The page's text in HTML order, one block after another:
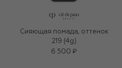
Сияющая помада, оттенок
219 (4g)
6 500 ₽